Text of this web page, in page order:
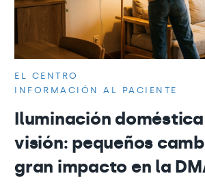
EL CENTRO
INFORMACIÓN AL PACIENTE
Iluminación
visión: pequeños
gran impacto en la